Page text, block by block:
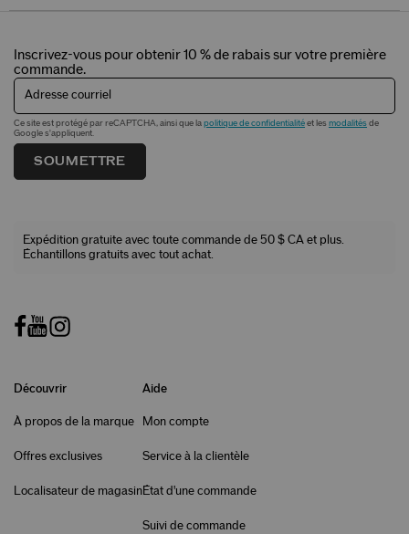
Inscrivez-vous pour obtenir 10 % de rabais sur votre première
commande.
Adresse courriel
Ce site est protégé par reCAPTCHA, ainsi que la politique de confidentialité et les modalités de
Google s'appliquent.
SOUMETTRE
Expédition gratuite avec toute commande de 50 $ CA et plus.
Échantillons gratuits avec tout achat.
Découvrir
À propos de la marque
Offres exclusives
Localisateur de magasin
Aide
Mon compte
Service à la clientèle
État d'une commande
Suivi de commande